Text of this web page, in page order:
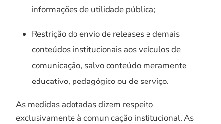
informações de utilidade pública;
Restrição do envio de releases e demais
conteúdos institucionais aos veículos de
comunicação, salvo conteúdo meramente
educativo, pedagógico ou de serviço.
As medidas adotadas dizem respeito
exclusivamente à comunicação institucional. As